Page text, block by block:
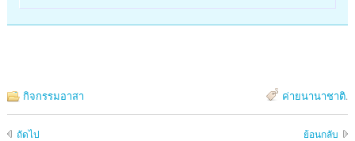
กิจกรรมอาสา ค่ายนานาชาติ.
ถัดไป ย้อนกลับ